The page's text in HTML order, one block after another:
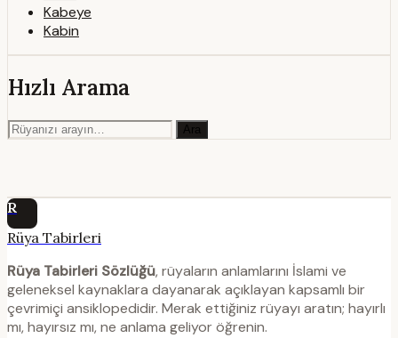
Kabeye
Kabin
Hızlı Arama
Ara
R
Rüya Tabirleri
Rüya Tabirleri Sözlüğü, rüyaların anlamlarını İslami ve
geleneksel kaynaklara dayanarak açıklayan kapsamlı bir
çevrimiçi ansiklopedidir. Merak ettiğiniz rüyayı aratın; hayırlı
mı, hayırsız mı, ne anlama geliyor öğrenin.